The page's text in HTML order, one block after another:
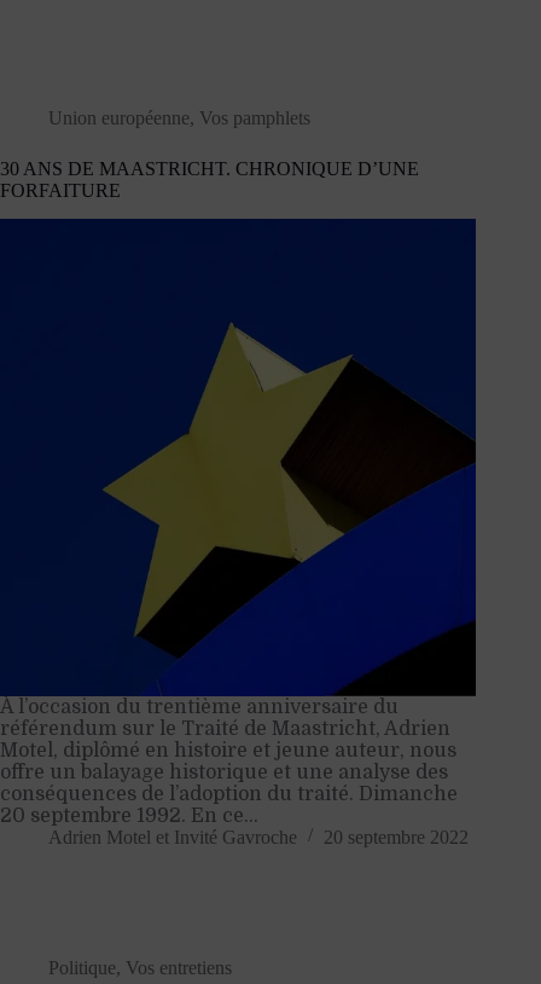
Union européenne, Vos pamphlets
30 ANS DE MAASTRICHT. CHRONIQUE D’UNE
FORFAITURE
À l’occasion du trentième anniversaire du
référendum sur le Traité de Maastricht, Adrien
Motel, diplômé en histoire et jeune auteur, nous
offre un balayage historique et une analyse des
conséquences de l’adoption du traité. Dimanche
20 septembre 1992. En ce…
Adrien Motel et Invité Gavroche 20 septembre 2022
Politique, Vos entretiens